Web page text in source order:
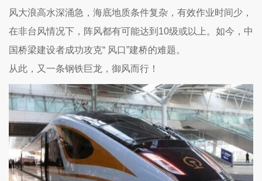
风大浪高水深涌急，海底地质条件复杂，有效作业时间少，
在非台风情况下，阵风都有可能达到10级或以上。如今，中
国桥梁建设者成功攻克“ 风口”建桥的难题。
从此，又一条钢铁巨龙，御风而行！